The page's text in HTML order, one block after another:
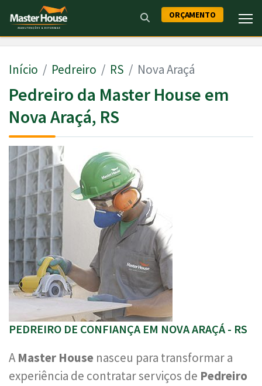
ORÇAMENTO
Início Pedreiro RS Nova Araçá
Pedreiro da Master House em
Nova Araçá, RS
PEDREIRO DE CONFIANÇA EM NOVA ARAÇÁ - RS
AMaster House nasceu para transformar a
experiência de contratar serviços de Pedreiro